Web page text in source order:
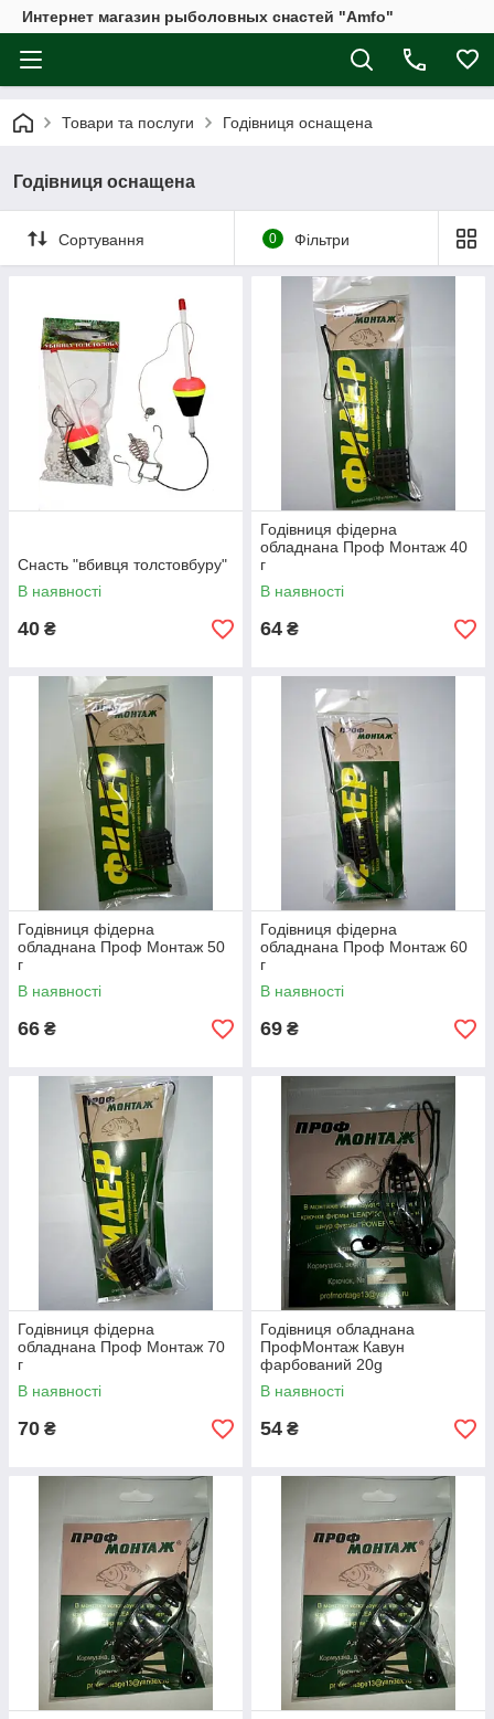
Интернет магазин рыболовных снастей "Amfo"
Товари та послуги Годівниця оснащена
Годівниця оснащена
Сортування 0 Фільтри
Снасть "вбивця толстовбуру"
В наявності
40 ₴
Годівниця фідерна
обладнана Проф Монтаж 40
г
В наявності
64 ₴
Годівниця фідерна
обладнана Проф Монтаж 50
г
В наявності
66 ₴
Годівниця фідерна
обладнана Проф Монтаж 60
г
В наявності
69 ₴
Годівниця фідерна
обладнана Проф Монтаж 70
г
В наявності
70 ₴
Годівниця обладнана
ПрофМонтаж Кавун
фарбований 20g
В наявності
54 ₴